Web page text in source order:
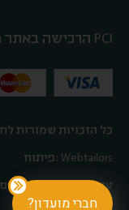
הרכישה באתר מאובטחת ועומדת בתקני PCI
כל הזכויות שמורות לחן
פיתוח: Webtailors
עיצוב: אורטל פלדהיים
חברי מועדון?